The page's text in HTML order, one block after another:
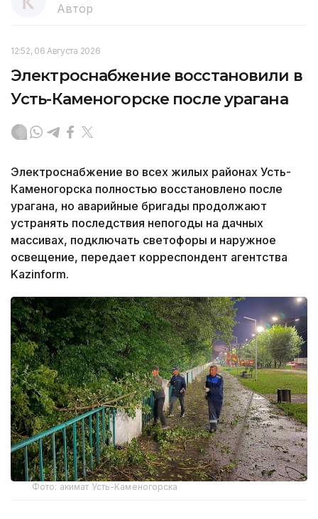
Автор
12:52, 06 Августа 2026
Электроснабжение восстановили в
Усть-Каменогорске после урагана
Электроснабжение во всех жилых районах Усть-
Каменогорска полностью восстановлено после
урагана, но аварийные бригады продолжают
устранять последствия непогоды на дачных
массивах, подключать светофоры и наружное
освещение, передает корреспондент агентства
Kazinform.
Фото: акимат Усть-Каменогорска